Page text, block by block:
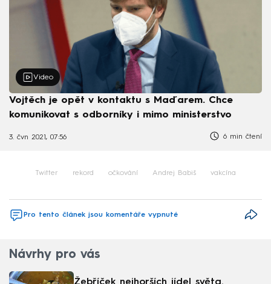
Video
Vojtěch je opět v kontaktu s Maďarem. Chce
komunikovat s odborníky i mimo ministerstvo
3. čvn 2021, 07:56 6 min čtení
Twitter rekord očkování Andrej Babiš vakcína
Pro tento článek jsou komentáře vypnuté
Návrhy pro vás
Žebříček nejhorších jídel světa.